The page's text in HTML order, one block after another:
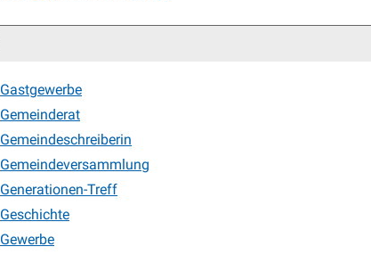
Gastgewerbe
Gemeinderat
Gemeindeschreiberin
Gemeindeversammlung
Generationen-Treff
Geschichte
Gewerbe